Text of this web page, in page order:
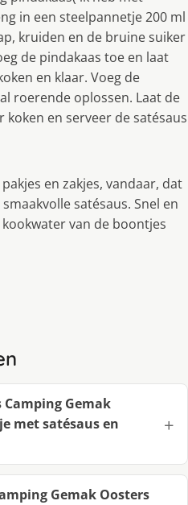
in een steelpannetje 200 ml
kruiden en de bruine suiker
de pindakaas toe en laat
en klaar. Voeg de
roerende oplossen. Laat de
en serveer de satésaus
en zakjes, vandaar, dat
satésaus. Snel en
van de boontjes
Gemak
met satésaus en
Gemak Oosters